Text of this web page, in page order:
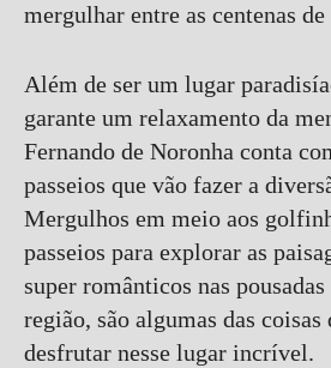
mergulhar entre as centenas
Além de ser um lugar
garante um relaxamento da
Fernando de Noronha conta
passeios que vão fazer a
Mergulhos em meio aos
passeios para explorar as
super românticos nas pousadas
região, são algumas das coisas
desfrutar nesse lugar incrível.